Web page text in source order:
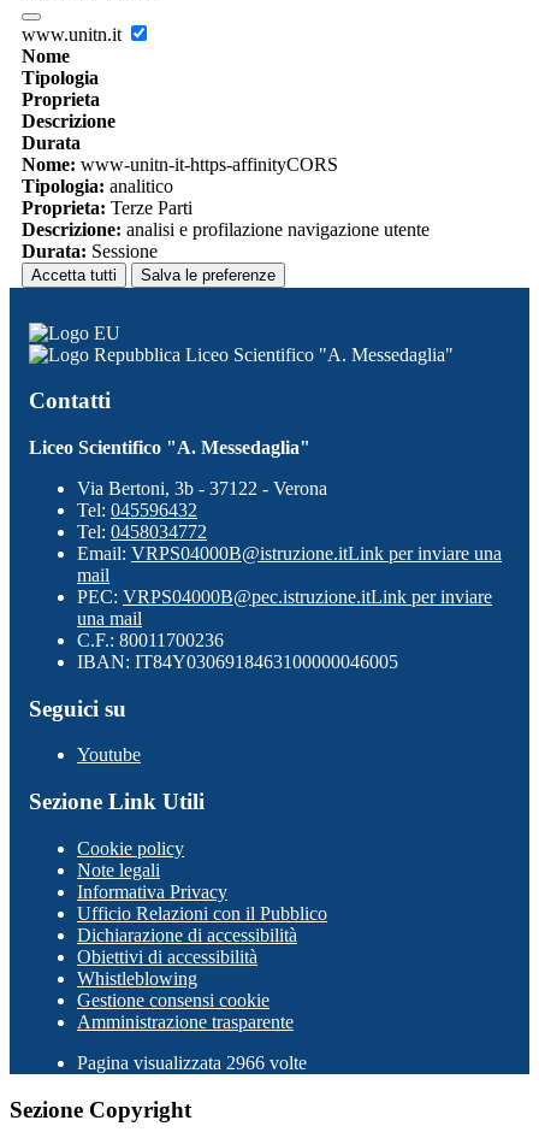
www.unitn.it
Nome
Tipologia
Proprieta
Descrizione
Durata
Nome: www-unitn-it-https-affinityCORS
Tipologia: analitico
Proprieta: Terze Parti
Descrizione: analisi e profilazione navigazione utente
Durata: Sessione
Accetta tutti Salva le preferenze
Liceo Scientifico "A. Messedaglia"
Contatti
Liceo Scientifico "A. Messedaglia"
Via Bertoni, 3b - 37122 - Verona
Tel: 045596432
Tel: 0458034772
Email: VRPS04000B@istruzione.itLink per inviare una
mail
PEC: VRPS04000B@pec.istruzione.itLink per inviare
una mail
C.F.: 80011700236
IBAN: IT84Y0306918463100000046005
Seguici su
Youtube
Sezione Link Utili
Cookie policy
Note legali
Informativa Privacy
Ufficio Relazioni con il Pubblico
Dichiarazione di accessibilità
Obiettivi di accessibilità
Whistleblowing
Gestione consensi cookie
Amministrazione trasparente
Pagina visualizzata 2966 volte
Sezione Copyright